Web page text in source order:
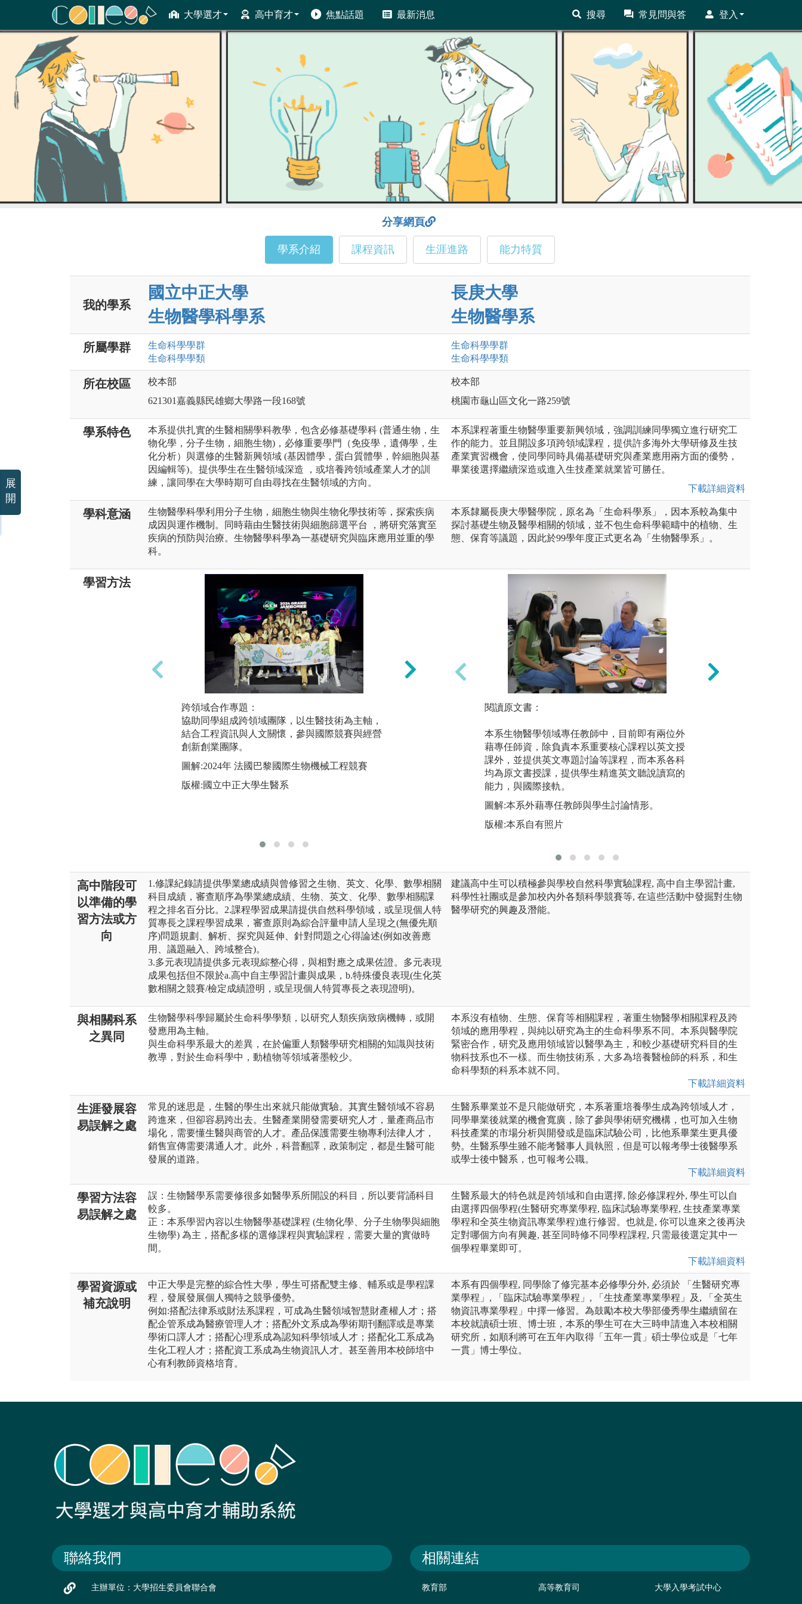
大學選才 高中育才 焦點話題 最新消息 搜尋 常見問與答 登入
ColleGo! 大學選才與高中育才輔助系統
分享網頁
學系介紹 課程資訊 生涯進路 能力特質
我的學系
國立中正大學
生物醫學科學系
長庚大學
生物醫學系
所屬學群 生命科學學群
生命科學學類
生命科學學群
生命科學學類
所在校區
校本部
621301嘉義縣民雄鄉大學路一段168號
校本部
桃園市龜山區文化一路259號
學系特色
本系提供扎實的生醫相關學科教學，包含必修基礎學科 (普通生物，生
物化學，分子生物，細胞生物)，必修重要學門（免疫學，遺傳學，生
化分析）與選修的生醫新興領域 (基因體學，蛋白質體學，幹細胞與基
因編輯等)。提供學生在生醫領域深造 ，或培養跨領域產業人才的訓
練，讓同學在大學時期可自由尋找在生醫領域的方向。
本系課程著重生物醫學重要新興領域，強調訓練同學獨立進行研究工
作的能力。並且開設多項跨領域課程，提供許多海外大學研修及生技
產業實習機會，使同學同時具備基礎研究與產業應用兩方面的優勢，
畢業後選擇繼續深造或進入生技產業就業皆可勝任。
下載詳細資料
學科意涵
生物醫學科學利用分子生物，細胞生物與生物化學技術等，探索疾病
成因與運作機制。同時藉由生醫技術與細胞篩選平台 ，將研究落實至
疾病的預防與治療。生物醫學科學為一基礎研究與臨床應用並重的學
科。
本系隸屬長庚大學醫學院，原名為「生命科學系」，因本系較為集中
探討基礎生物及醫學相關的領域，並不包生命科學範疇中的植物、生
態、保育等議題，因此於99學年度正式更名為「生物醫學系」。
學習方法
跨領域合作專題：
協助同學組成跨領域團隊，以生醫技術為主軸，
結合工程資訊與人文關懷，參與國際競賽與經營
創新創業團隊。
圖解:2024年 法國巴黎國際生物機械工程競賽
版權:國立中正大學生醫系
實驗課實作：
專題研究實驗：藉由各教授實驗室的指導與資
源，更進一步探索生醫領域。
圖解:進行教學實驗課程
版權:國立中正大學生醫系
閱讀原文書：
本系生物醫學領域專任教師中，目前即有兩位外
藉專任師資，除負責本系重要核心課程以英文授
課外，並提供英文專題討論等課程，而本系各科
均為原文書授課，提供學生精進英文聽說讀寫的
能力，與國際接軌。
圖解:本系外藉專任教師與學生討論情形。
版權:本系自有照片
高中階段可
以準備的學
習方法或方
向
1.修課紀錄請提供學業總成績與曾修習之生物、英文、化學、數學相關
科目成績，審查順序為學業總成績、生物、英文、化學、數學相關課
程之排名百分比。2.課程學習成果請提供自然科學領域，或呈現個人特
質專長之課程學習成果，審查原則為綜合評量申請人呈現之(無優先順
序)問題規劃、解析、探究與延伸、針對問題之心得論述(例如改善應
用、議題融入、跨域整合)。
3.多元表現請提供多元表現綜整心得，與相對應之成果佐證。多元表現
成果包括但不限於a.高中自主學習計畫與成果，b.特殊優良表現(生化英
數相關之競賽/檢定成績證明，或呈現個人特質專長之表現證明)。
建議高中生可以積極參與學校自然科學實驗課程, 高中自主學習計畫,
科學性社團或是參加校內外各類科學競賽等, 在這些活動中發掘對生物
醫學研究的興趣及潛能。
與相關科系
之異同
生物醫學科學歸屬於生命科學學類，以研究人類疾病致病機轉，或開
發應用為主軸。
與生命科學系最大的差異，在於偏重人類醫學研究相關的知識與技術
教導，對於生命科學中，動植物等領域著墨較少。
本系沒有植物、生態、保育等相關課程，著重生物醫學相關課程及跨
領域的應用學程，與純以研究為主的生命科學系不同。本系與醫學院
緊密合作，研究及應用領域皆以醫學為主，和較少基礎研究科目的生
物科技系也不一樣。而生物技術系，大多為培養醫檢師的科系，和生
命科學類的科系本就不同。
下載詳細資料
生涯發展容
易誤解之處
常見的迷思是，生醫的學生出來就只能做實驗。其實生醫領域不容易
跨進來，但卻容易跨出去。生醫產業開發需要研究人才，量產商品市
場化，需要懂生醫與商管的人才。產品保護需要生物專利法律人才，
銷售宣傳需要溝通人才。此外，科普翻譯，政策制定，都是生醫可能
發展的道路。
生醫系畢業並不是只能做研究，本系著重培養學生成為跨領域人才，
同學畢業後就業的機會寬廣，除了參與學術研究機構，也可加入生物
科技產業的市場分析與開發或是臨床試驗公司，比他系畢業生更具優
勢。生醫系學生雖不能考醫事人員執照，但是可以報考學士後醫學系
或學士後中醫系，也可報考公職。
下載詳細資料
學習方法容
易誤解之處
誤：生物醫學系需要修很多如醫學系所開設的科目，所以要背誦科目
較多。
正：本系學習內容以生物醫學基礎課程 (生物化學、分子生物學與細胞
生物學) 為主，搭配多樣的選修課程與實驗課程，需要大量的實做時
間。
生醫系最大的特色就是跨領域和自由選擇, 除必修課程外, 學生可以自
由選擇四個學程(生醫研究專業學程, 臨床試驗專業學程, 生技產業專業
學程和全英生物資訊專業學程)進行修習。也就是, 你可以進來之後再決
定對哪個方向有興趣, 甚至同時修不同學程課程, 只需最後選定其中一
個學程畢業即可。
下載詳細資料
學習資源或
補充說明
中正大學是完整的綜合性大學，學生可搭配雙主修、輔系或是學程課
程，發展發展個人獨特之競爭優勢。
例如:搭配法律系或財法系課程，可成為生醫領域智慧財產權人才；搭
配企管系成為醫療管理人才；搭配外文系成為學術期刊翻譯或是專業
學術口譯人才；搭配心理系成為認知科學領域人才；搭配化工系成為
生化工程人才；搭配資工系成為生物資訊人才。甚至善用本校師培中
心有利教師資格培育。
本系有四個學程, 同學除了修完基本必修學分外, 必須於 「生醫研究專
業學程」, 「臨床試驗專業學程」, 「生技產業專業學程」及, 「全英生
物資訊專業學程」中擇一修習。為鼓勵本校大學部優秀學生繼續留在
本校就讀碩士班、博士班，本系的學生可在大三時申請進入本校相關
研究所，如順利將可在五年內取得「五年一貫」碩士學位或是「七年
一貫」博士學位。
聯絡我們
主辦單位：大學招生委員會聯合會
相關連結
教育部 高等教育司 大學入學考試中心
展
開